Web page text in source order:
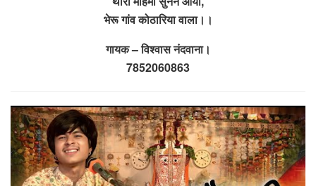
भेरू गांव कोठारिया वाला।।
गायक – विश्वास नंदवाना।
7852060863